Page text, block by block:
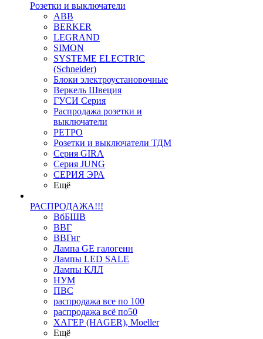
Розетки и выключатели
ABB
BERKER
LEGRAND
SIMON
SYSTEME ELECTRIC
(Schneider)
Блоки электроустановочные
Веркель Швеция
ГУСИ Серия
Распродажа розетки и
выключатели
РЕТРО
Розетки и выключатели ТДМ
Серия GIRA
Серия JUNG
СЕРИЯ ЭРА
Ещё
РАСПРОДАЖА!!!
ВбБШВ
ВВГ
ВВГнг
Лампа GE галогенн
Лампы LED SALE
Лампы КЛЛ
НУМ
ПВС
распродажа все по 100
распродажа всё по50
ХАГЕР (HAGER), Moeller
Ещё